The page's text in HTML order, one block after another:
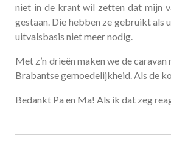
niet in de krant wil zetten dat mijn
gestaan. Die hebben ze gebruikt als
uitvalsbasis niet meer nodig.
Met z’n drieën maken we de
Brabantse gemoedelijkheid. Als de
Bedankt Pa en Ma! Als ik dat zeg